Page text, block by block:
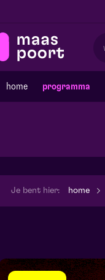
home programma
Je bent hier: home